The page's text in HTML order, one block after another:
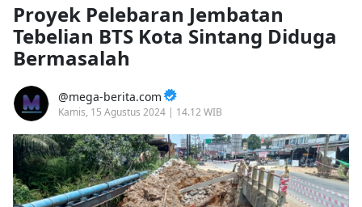
Proyek Pelebaran Jembatan
Tebelian BTS Kota Sintang Diduga
Bermasalah
mega-berita.com
Kamis, 15 Agustus 2024 | 14.12 WIB